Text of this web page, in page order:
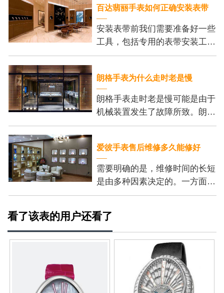
百达翡丽手表如何正确安装表带
安装表带前我们需要准备好一些
工具，包括专用的表带安装工
具、刻度尺和细尖钳。这些工具
带，并保证我们的操作
朗格手表为什么走时老是慢
朗格手表走时老是慢可能是由于
机械装置发生了故障所致。朗格
手表的机芯内部有许多精密的齿
证手表准确走时的基
爱彼手表售后维修多久能修好
需要明确的是，维修时间的长短
是由多种因素决定的。一方面，
维修的复杂程度是个重要的考虑
池或调整表带长度，
看了该表的用户还看了